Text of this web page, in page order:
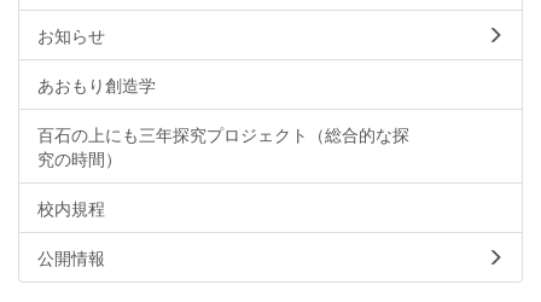
お知らせ
あおもり創造学
百石の上にも三年探究プロジェクト（総合的な探
究の時間）
校内規程
公開情報